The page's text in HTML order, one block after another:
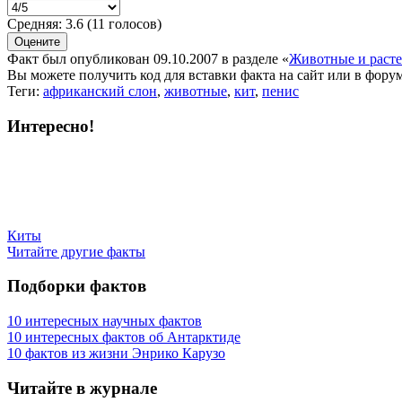
Средняя: 3.6 (11 голосов)
Факт был опубликован 09.10.2007 в разделе «Животные и
Вы можете получить код для вставки факта на сайт или в
Теги: африканский слон, животные, кит, пенис
Интересно!
Киты
Читайте другие факты
Подборки фактов
10 интересных научных фактов
10 интересных фактов об Антарктиде
10 фактов из жизни Энрико Карузо
Читайте в журнале